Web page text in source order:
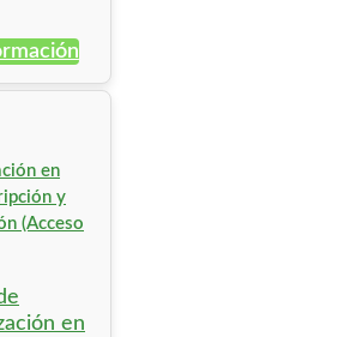
en
y
(Acceso